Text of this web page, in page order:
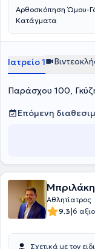
Αρθοσκόπηση Ώμου-
Κατάγματα
Ιατρείο 1
Παράσχου 100,
Επόμενη
Αθλητίατρος
9.3|6
Σχετικά με τον